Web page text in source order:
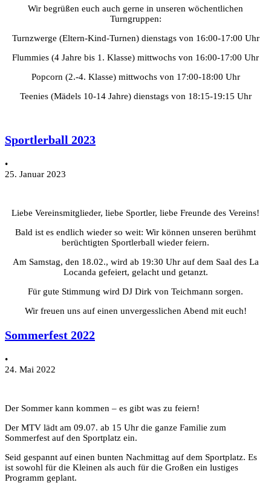
Wir begrüßen euch auch gerne in unseren wöchentlichen
Turngruppen:
Turnzwerge (Eltern-Kind-Turnen) dienstags von 16:00-17:00 Uhr
Flummies (4 Jahre bis 1. Klasse) mittwochs von 16:00-17:00 Uhr
Popcorn (2.-4. Klasse) mittwochs von 17:00-18:00 Uhr
Teenies (Mädels 10-14 Jahre) dienstags von 18:15-19:15 Uhr
Sportlerball 2023
•
25. Januar 2023
Liebe Vereinsmitglieder, liebe Sportler, liebe Freunde des Vereins!
Bald ist es endlich wieder so weit: Wir können unseren berühmt
berüchtigten Sportlerball wieder feiern.
Am Samstag, den 18.02., wird ab 19:30 Uhr auf dem Saal des La
Locanda gefeiert, gelacht und getanzt.
Für gute Stimmung wird DJ Dirk von Teichmann sorgen.
Wir freuen uns auf einen unvergesslichen Abend mit euch!
Sommerfest 2022
•
24. Mai 2022
Der Sommer kann kommen – es gibt was zu feiern!
Der MTV lädt am 09.07. ab 15 Uhr die ganze Familie zum
Sommerfest auf den Sportplatz ein.
Seid gespannt auf einen bunten Nachmittag auf dem Sportplatz. Es
ist sowohl für die Kleinen als auch für die Großen ein lustiges
Programm geplant.